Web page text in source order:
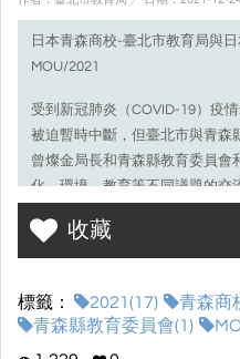
日本青森商校-臺北市教育局與
MOU/2021
受到新冠肺炎（COVID-19）疫
被迫暫時中斷，但臺北市與青森
曾燦金局長和青森縣教育委員會
化、環境、教育等不同議題的交
教育局表示，自107年6月成立「
均選派高職師生，組成農業技職
青森縣。
日本青森縣知事三村申吾107年
收藏
標籤： 2021(17) 青森商
青森縣教育委員會(1)